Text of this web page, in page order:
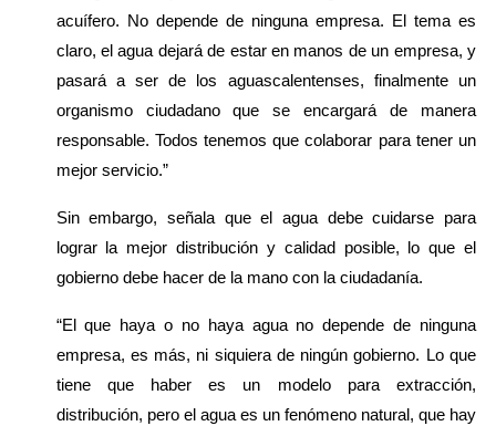
acuífero. No depende de ninguna empresa. El tema es
claro, el agua dejará de estar en manos de un empresa, y
pasará a ser de los aguascalentenses, finalmente un
organismo ciudadano que se encargará de manera
responsable. Todos tenemos que colaborar para tener un
mejor servicio.”
Sin embargo, señala que el agua debe cuidarse para
lograr la mejor distribución y calidad posible, lo que el
gobierno debe hacer de la mano con la ciudadanía.
“El que haya o no haya agua no depende de ninguna
empresa, es más, ni siquiera de ningún gobierno. Lo que
tiene que haber es un modelo para extracción,
distribución, pero el agua es un fenómeno natural, que hay